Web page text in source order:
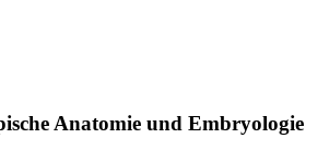
Anatomie und Embryologie